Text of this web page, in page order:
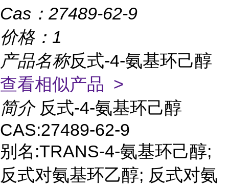
Cas： 27489-62-9
价格： 1
产品名称反式-4-氨基环己醇
查看相似产品 >
简介 反式-4-氨基环己醇
CAS:27489-62-9
别名:TRANS-4-氨基环己醇;
反式对氨基环乙醇; 反式对氨